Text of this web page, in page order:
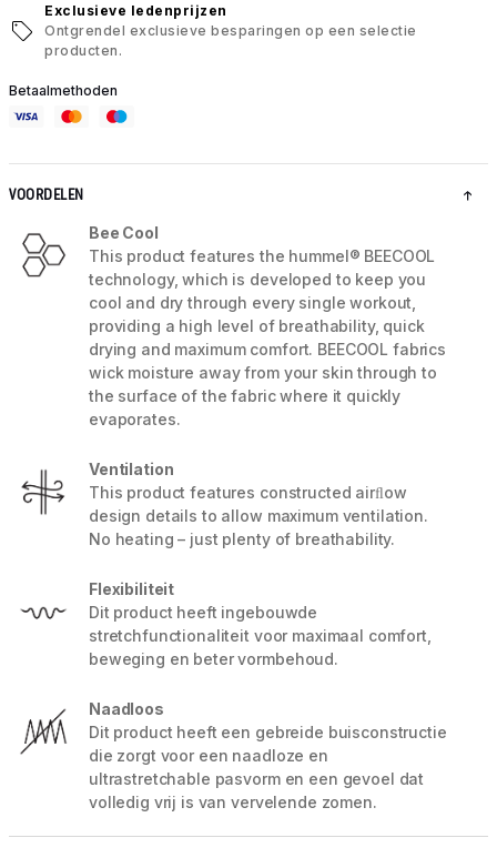
Exclusieve ledenprijzen
Ontgrendel exclusieve besparingen op een selectie
producten.
Betaalmethoden
VOORDELEN
Bee Cool
This product features the hummel® BEECOOL
technology, which is developed to keep you
cool and dry through every single workout,
providing a high level of breathability, quick
drying and maximum comfort. BEECOOL fabrics
wick moisture away from your skin through to
the surface of the fabric where it quickly
evaporates.
Ventilation
This product features constructed airﬂow
design details to allow maximum ventilation.
No heating – just plenty of breathability.
Flexibiliteit
Dit product heeft ingebouwde
stretchfunctionaliteit voor maximaal comfort,
beweging en beter vormbehoud.
Naadloos
Dit product heeft een gebreide buisconstructie
die zorgt voor een naadloze en
ultrastretchable pasvorm en een gevoel dat
volledig vrij is van vervelende zomen.